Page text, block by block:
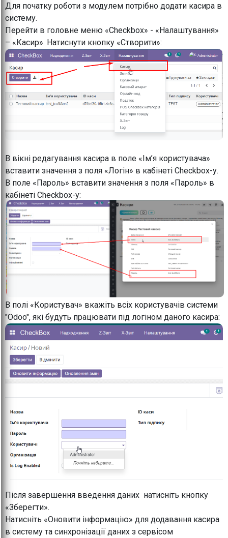
Для початку роботи з модулем потрібно додати касира в
систему.
Перейти в головне меню «Checkbox» - «Налаштування»
– «Касир». Натиснути кнопку «Створити»:
В вікні редагування касира в поле «Ім’я користувача»
вставити значення з поля «Логін» в кабінеті Checkbox-у.
В поле «Пароль» вставити значення з поля «Пароль» в
кабінеті Checkbox-у:
В полі «Користувач» вкажіть всіх користувачів системи
"Odoo", які будуть працювати під логіном даного касира:
Після завершення введення даних натисніть кнопку
«Зберегти».
Натисніть «Оновити інформацію» для додавання касира
в систему та синхронізації даних з сервісом